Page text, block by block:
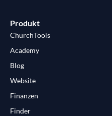
Produkt
ChurchTools
Academy
Blog
Website
Finanzen
Finder